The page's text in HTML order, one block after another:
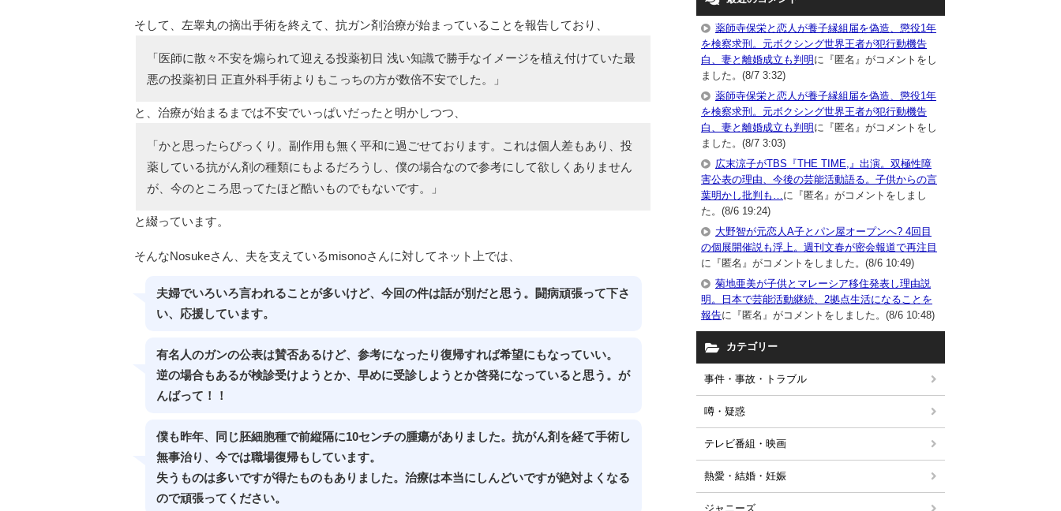
そして、左睾丸の摘出手術を終えて、抗ガン剤治療が始まっていることを報告しており、
「医師に散々不安を煽られて迎える投薬初日 浅い知識で勝手なイメージを植え付けていた最
悪の投薬初日 正直外科手術よりもこっちの方が数倍不安でした。」
と、治療が始まるまでは不安でいっぱいだったと明かしつつ、
「かと思ったらびっくり。副作用も無く平和に過ごせております。これは個人差もあり、投
薬している抗がん剤の種類にもよるだろうし、僕の場合なので参考にして欲しくありません
が、今のところ思ってたほど酷いものでもないです。」
と綴っています。
そんなNosukeさん、夫を支えているmisonoさんに対してネット上では、
夫婦でいろいろ言われることが多いけど、今回の件は話が別だと思う。闘病頑張って下さ
い、応援しています。
有名人のガンの公表は賛否あるけど、参考になったり復帰すれば希望にもなっていい。
逆の場合もあるが検診受けようとか、早めに受診しようとか啓発になっていると思う。が
んばって！！
僕も昨年、同じ胚細胞種で前縦隔に10センチの腫瘍がありました。抗がん剤を経て手術し
無事治り、今では職場復帰もしています。
失うものは多いですが得たものもありました。治療は本当にしんどいですが絶対よくなる
ので頑張ってください。
薬師寺保栄と恋人が養子縁組届を偽造、懲役1年
を検察求刑。元ボクシング世界王者が犯行動機告
白、妻と離婚成立も判明に『匿名』がコメントをし
ました。(8/7 3:32)
薬師寺保栄と恋人が養子縁組届を偽造、懲役1年
を検察求刑。元ボクシング世界王者が犯行動機告
白、妻と離婚成立も判明に『匿名』がコメントをし
ました。(8/7 3:03)
広末涼子がTBS『THE TIME,』出演。双極性障
害公表の理由、今後の芸能活動語る。子供からの言
葉明かし批判も… に『匿名』がコメントをしまし
た。(8/6 19:24)
大野智が元恋人A子とパン屋オープンへ? 4回目
の個展開催説も浮上。週刊文春が密会報道で再注目
に『匿名』がコメントをしました。(8/6 10:49)
菊地亜美が子供とマレーシア移住発表し理由説
明。日本で芸能活動継続、2拠点生活になることを
報告に『匿名』がコメントをしました。(8/6 10:48)
カテゴリー
事件・事故・トラブル
噂・疑惑
テレビ番組・映画
熱愛・結婚・妊娠
ジャニーズ